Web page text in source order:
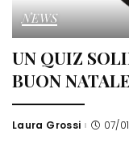
NEWS
UN QUIZ
BUON NATALE
Posted
Laura Grossi 07/